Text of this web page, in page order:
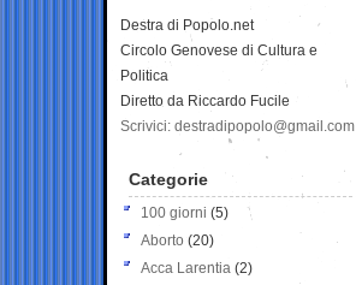
Destra di Popolo.net
Circolo Genovese di Cultura e
Politica
Diretto da Riccardo Fucile
Scrivici: destradipopolo@gmail.com
Categorie
100 giorni (5)
Aborto (20)
Acca Larentia (2)